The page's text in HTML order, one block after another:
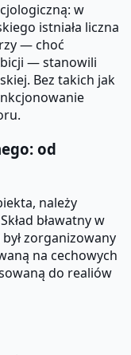
w
istniała liczna
— choć
— stanowili
Bez takich jak
od
należy
bławatny w
zorganizowany
na cechowych
do realiów